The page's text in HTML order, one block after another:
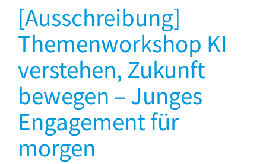
[Ausschreibung]
Themenworkshop KI
verstehen, Zukunft
bewegen – Junges
Engagement für
morgen